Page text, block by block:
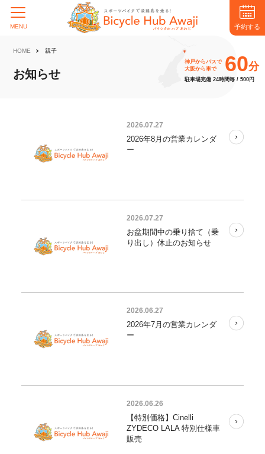
HOME 親子
お知らせ
神戸からバスで
大阪から車で
60分
駐車場完備 24時間毎 / 500円
2026.07.27
2026年8月の営業カレンダ
ー
2026.07.27
お盆期間中の乗り捨て（乗
り出し）休止のお知らせ
2026.06.27
2026年7月の営業カレンダ
ー
2026.06.26
【特別価格】Cinelli
ZYDECO LALA 特別仕様車
販売
MENU 予約する